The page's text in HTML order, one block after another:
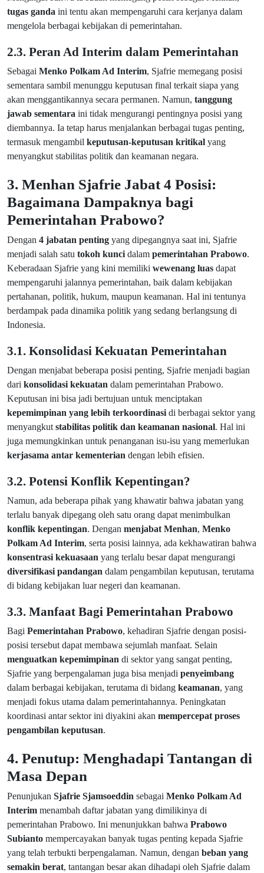
tugas ganda ini tentu akan mempengaruhi cara kerjanya dalam
mengelola berbagai kebijakan di pemerintahan.
2.3. Peran Ad Interim dalam Pemerintahan
Sebagai Menko Polkam Ad Interim, Sjafrie memegang posisi
sementara sambil menunggu keputusan final terkait siapa yang
akan menggantikannya secara permanen. Namun, tanggung
jawab sementara ini tidak mengurangi pentingnya posisi yang
diembannya. Ia tetap harus menjalankan berbagai tugas penting,
termasuk mengambil keputusan-keputusan kritikal yang
menyangkut stabilitas politik dan keamanan negara.
3. Menhan Sjafrie Jabat 4 Posisi:
Bagaimana Dampaknya bagi
Pemerintahan Prabowo?
Dengan 4 jabatan penting yang dipegangnya saat ini, Sjafrie
menjadi salah satu tokoh kunci dalam pemerintahan Prabowo.
Keberadaan Sjafrie yang kini memiliki wewenang luas dapat
mempengaruhi jalannya pemerintahan, baik dalam kebijakan
pertahanan, politik, hukum, maupun keamanan. Hal ini tentunya
berdampak pada dinamika politik yang sedang berlangsung di
Indonesia.
3.1. Konsolidasi Kekuatan Pemerintahan
Dengan menjabat beberapa posisi penting, Sjafrie menjadi bagian
dari konsolidasi kekuatan dalam pemerintahan Prabowo.
Keputusan ini bisa jadi bertujuan untuk menciptakan
kepemimpinan yang lebih terkoordinasi di berbagai sektor yang
menyangkut stabilitas politik dan keamanan nasional. Hal ini
juga memungkinkan untuk penanganan isu-isu yang memerlukan
kerjasama antar kementerian dengan lebih efisien.
3.2. Potensi Konflik Kepentingan?
Namun, ada beberapa pihak yang khawatir bahwa jabatan yang
terlalu banyak dipegang oleh satu orang dapat menimbulkan
konflik kepentingan. Dengan menjabat Menhan, Menko
Polkam Ad Interim, serta posisi lainnya, ada kekhawatiran bahwa
konsentrasi kekuasaan yang terlalu besar dapat mengurangi
diversifikasi pandangan dalam pengambilan keputusan, terutama
di bidang kebijakan luar negeri dan keamanan.
3.3. Manfaat Bagi Pemerintahan Prabowo
Bagi Pemerintahan Prabowo, kehadiran Sjafrie dengan posisi-
posisi tersebut dapat membawa sejumlah manfaat. Selain
menguatkan kepemimpinan di sektor yang sangat penting,
Sjafrie yang berpengalaman juga bisa menjadi penyeimbang
dalam berbagai kebijakan, terutama di bidang keamanan, yang
menjadi fokus utama dalam pemerintahannya. Peningkatan
koordinasi antar sektor ini diyakini akan mempercepat proses
pengambilan keputusan.
4. Penutup: Menghadapi Tantangan di
Masa Depan
Penunjukan Sjafrie Sjamsoeddin sebagai Menko Polkam Ad
Interim menambah daftar jabatan yang dimilikinya di
pemerintahan Prabowo. Ini menunjukkan bahwa Prabowo
Subianto mempercayakan banyak tugas penting kepada Sjafrie
yang telah terbukti berpengalaman. Namun, dengan beban yang
semakin berat, tantangan besar akan dihadapi oleh Sjafrie dalam